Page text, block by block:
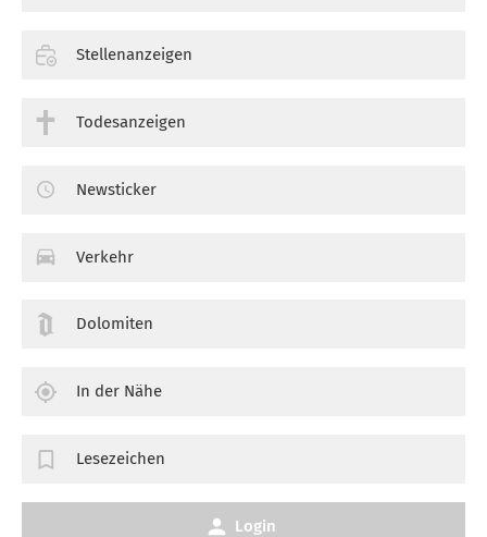
Stellenanzeigen
Todesanzeigen
Newsticker
Verkehr
Dolomiten
In der Nähe
Lesezeichen
Login